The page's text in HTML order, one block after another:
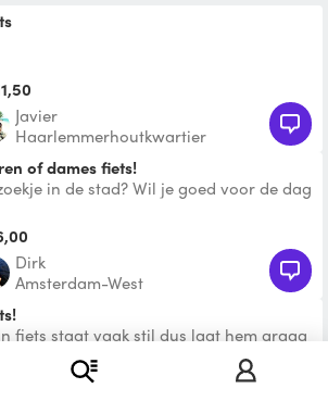
Javier
Haarlemmerhoutkwartier
of dames fiets!
in de stad? Wil je goed voor de dag
heeft-
Dirk
Amsterdam-West
fiets staat vaak stil dus laat hem graag
dienst zijn! Hij oogt simpel maar je